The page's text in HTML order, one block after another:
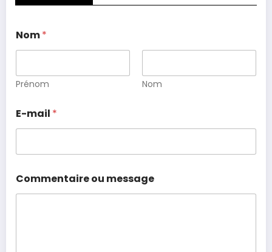
Nom*
Prénom Nom
E-mail *
Commentaire ou message